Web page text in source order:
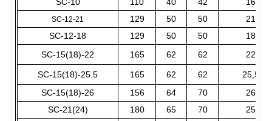
SC-12-21 129 50 50
21
SC-12-18
129 50 50
18
SC-15(18)-22
165 62 62 22
SC-15(18)-25.5 165 62 62
25,5
SC-15(18)-26
156 64 70
26
SC-21(24)
180 65 70
25